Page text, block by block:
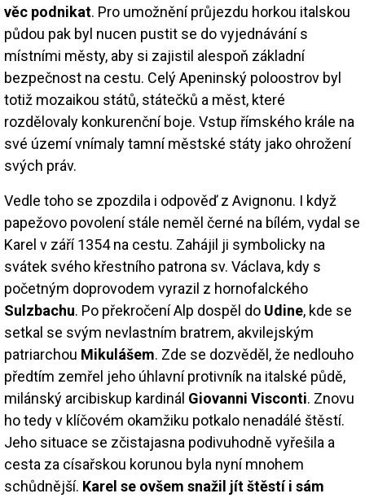
věc podnikat. Pro umožnění průjezdu horkou italskou
půdou pak byl nucen pustit se do vyjednávání s
místními městy, aby si zajistil alespoň základní
bezpečnost na cestu. Celý Apeninský poloostrov byl
totiž mozaikou států, státečků a měst, které
rozdělovaly konkurenční boje. Vstup římského krále na
své území vnímaly tamní městské státy jako ohrožení
svých práv.
Vedle toho se zpozdila i odpověď z Avignonu. I když
papežovo povolení stále neměl černé na bílém, vydal se
Karel v září 1354 na cestu. Zahájil ji symbolicky na
svátek svého křestního patrona sv. Václava, kdy s
početným doprovodem vyrazil z hornofalckého
Sulzbachu. Po překročení Alp dospěl do Udine, kde se
setkal se svým nevlastním bratrem, akvilejským
patriarchou Mikulášem. Zde se dozvěděl, že nedlouho
předtím zemřel jeho úhlavní protivník na italské půdě,
milánský arcibiskup kardinál Giovanni Visconti. Znovu
ho tedy v klíčovém okamžiku potkalo nenadálé štěstí.
Jeho situace se zčistajasna podivuhodně vyřešila a
cesta za císařskou korunou byla nyní mnohem
schůdnější. Karel se ovšem snažil jít štěstí i sám